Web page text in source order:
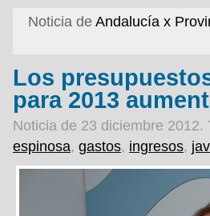
Noticia de Andalucía x
Los
para 2013
Noticia de 23 diciembre 2012.
espinosa, gastos, ingresos,